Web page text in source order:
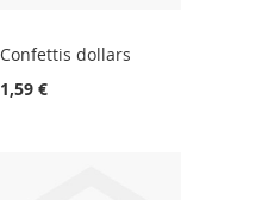
Confettis dollars
1,59 €